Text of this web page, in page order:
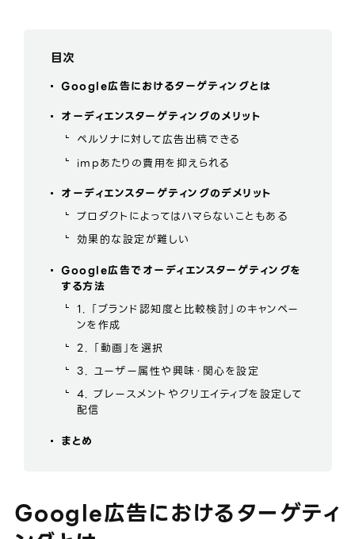
目次
Google広告におけるターゲティングとは
オーディエンスターゲティングのメリット
ペルソナに対して広告出稿できる
impあたりの費用を抑えられる
オーディエンスターゲティングのデメリット
プロダクトによってはハマらないこともある
効果的な設定が難しい
Google広告でオーディエンスターゲティングを
する方法
1. 「ブランド認知度と比較検討」のキャンペー
ンを作成
2. 「動画」を選択
3. ユーザー属性や興味・関心を設定
4. プレースメントやクリエイティブを設定して
配信
まとめ
Google広告におけるターゲティ